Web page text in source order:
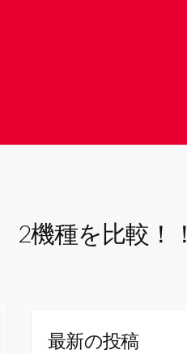
機種を比較！！
最新の投稿